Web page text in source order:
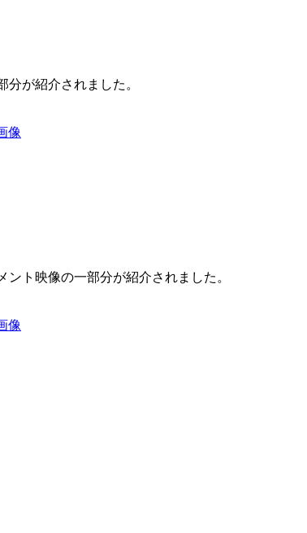
が紹介されました。
像
ト映像の一部分が紹介されました。
像